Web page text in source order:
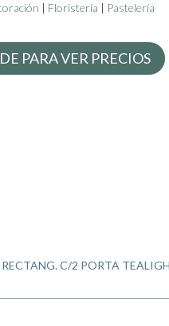
| Floristería | Pastelería
PARA VER PRECIOS
C/2 PORTA